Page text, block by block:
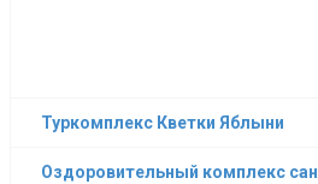
Туркомплекс Кветки Яблыни
Оздоровительный комплекс